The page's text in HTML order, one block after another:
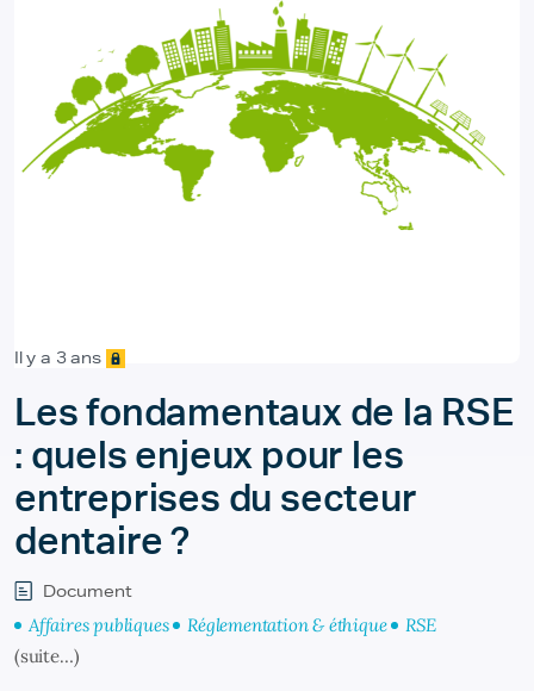
Il y a 3 ans
Les fondamentaux de la RSE
: quels enjeux pour les
entreprises du secteur
dentaire ?
Document
Affaires publiques Réglementation & éthique
RSE
(suite…)